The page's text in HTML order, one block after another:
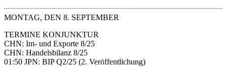
MONTAG, DEN 8. SEPTEMBER
TERMINE KONJUNKTUR
CHN: Im- und Exporte 8/25
CHN: Handelsbilanz 8/25
01:50 JPN: BIP Q2/25 (2. Veröffentlichung)